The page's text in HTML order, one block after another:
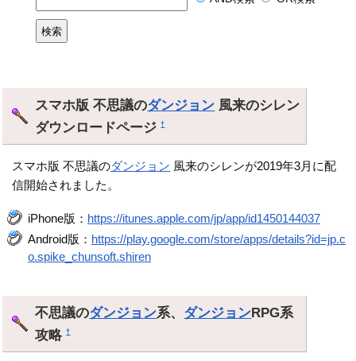
スマホ版 不思議のダンジョン 風来のシレン
ダウンロードページ†
スマホ版 不思議のダンジョン 風来のシレンが2019年3月に配
信開始されました。
iPhone版： https://itunes.apple.com/jp/app/id1450144037
Android版： https://play.google.com/store/apps/details?id=jp.c
o.spike_chunsoft.shiren
不思議のダンジョン系、 ダンジョンRPG系
攻略†